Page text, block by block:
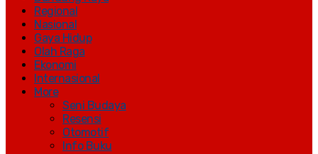
Regional
Nasional
Gaya Hidup
Olah Raga
Ekonomi
Internasional
More
Seni Budaya
Resensi
Otomotif
Info Buku